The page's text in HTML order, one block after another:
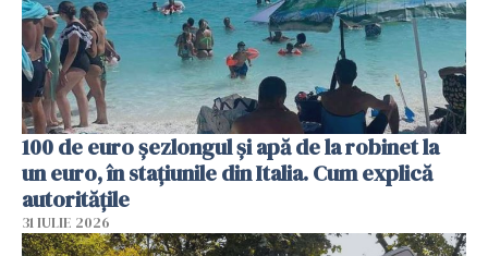
100 de euro șezlongul și apă de la robinet la
un euro, în stațiunile din Italia. Cum explică
autoritățile
31 IULIE 2026